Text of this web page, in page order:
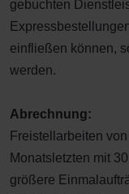
gebuchten
einfließen können,
werden.
Abrechnung:
Freistellarbeiten
Monatsletzten mit
größere